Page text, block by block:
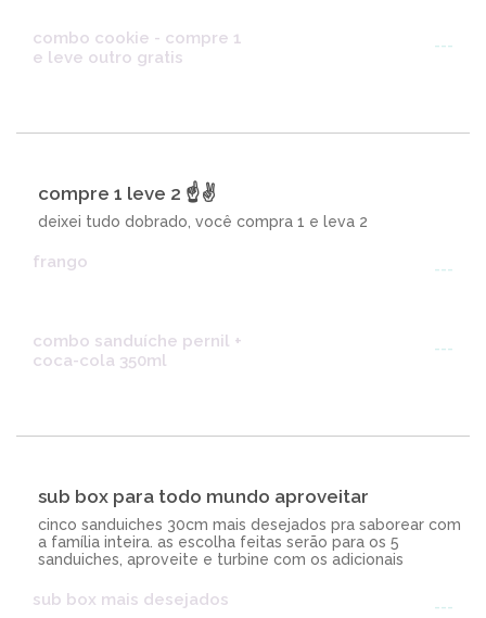
combo cookie - compre 1
e leve outro gratis
---
compre 1 leve 2 ☝️✌️
deixei tudo dobrado, você compra 1 e leva 2
frango ---
combo sanduíche pernil +
coca-cola 350ml
---
sub box para todo mundo aproveitar
cinco sanduiches 30cm mais desejados pra saborear com
a família inteira. as escolha feitas serão para os 5
sanduiches, aproveite e turbine com os adicionais
sub box mais desejados
---